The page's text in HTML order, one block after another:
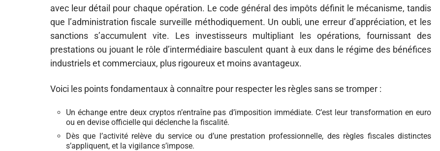
avec leur détail pour chaque opération. Le code général des impôts définit le mécanisme, tandis
que l’administration fiscale surveille méthodiquement. Un oubli, une erreur d’appréciation, et les
sanctions s’accumulent vite. Les investisseurs multipliant les opérations, fournissant des
prestations ou jouant le rôle d’intermédiaire basculent quant à eux dans le régime des bénéfices
industriels et commerciaux, plus rigoureux et moins avantageux.
Voici les points fondamentaux à connaître pour respecter les règles sans se tromper :
Un échange entre deux cryptos n’entraîne pas d’imposition immédiate. C’est leur transformation en euro
ou en devise officielle qui déclenche la fiscalité.
Dès que l’activité relève du service ou d’une prestation professionnelle, des règles fiscales distinctes
s’appliquent, et la vigilance s’impose.